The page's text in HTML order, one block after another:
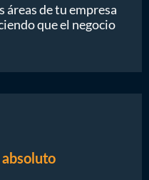
de tu empresa
que el negocio